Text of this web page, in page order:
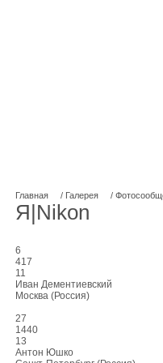
Главная / Галерея /
Я|Nikon
6
417
11
Иван Дементиевский
Москва (Россия)
27
1440
13
Антон Юшко